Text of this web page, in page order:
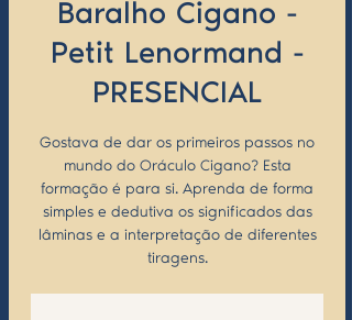
Baralho Cigano -
Petit Lenormand -
PRESENCIAL
Gostava de dar os primeiros passos no
mundo do Oráculo Cigano? Esta
formação é para si. Aprenda de forma
simples e dedutiva os significados das
lâminas e a interpretação de diferentes
tiragens.